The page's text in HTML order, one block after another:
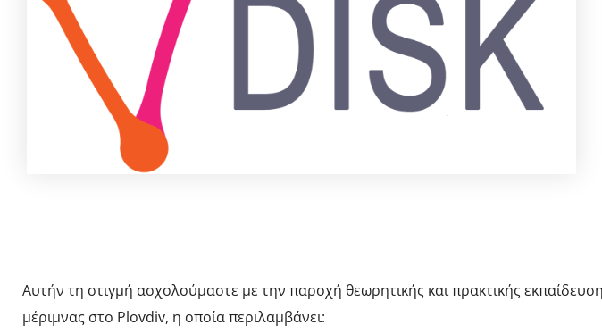
Αυτήν τη στιγμή ασχολούμαστε με την παροχή θεωρητικής και πρακτικής
μέριμνας στο Plovdiv, η οποία περιλαμβάνει: